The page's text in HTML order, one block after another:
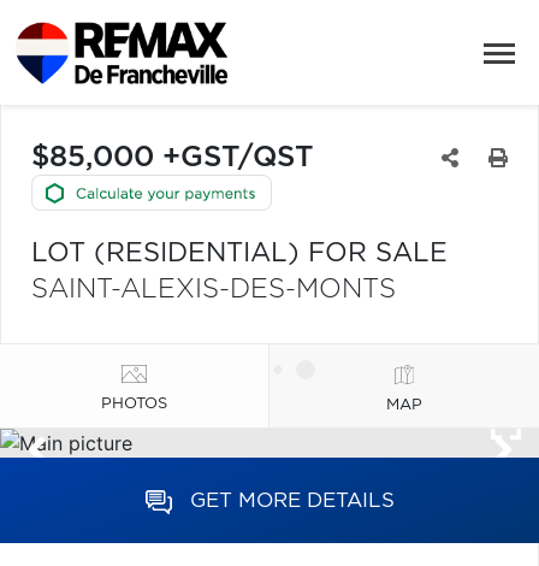
$85,000 +GST/QST
LOT (RESIDENTIAL) FOR SALE
SAINT-ALEXIS-DES-MONTS
PHOTOS MAP
GET MORE DETAILS